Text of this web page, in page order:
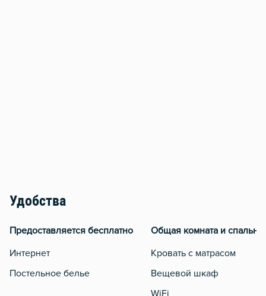
Удобства
Предоставляется бесплатно
Интернет
Постельное белье
Общая комната и спальня
Кровать с матрасом
Вещевой шкаф
WiFi